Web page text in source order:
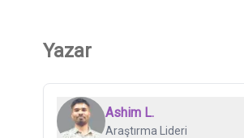
Yazar
Ashim L.
Araştırma Lideri